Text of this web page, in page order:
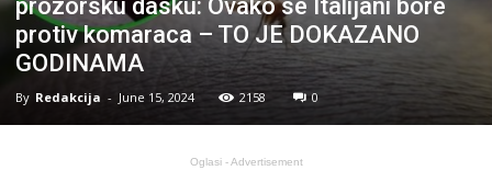
prozorsku dasku: Ovako se Italijani bore
protiv komaraca – TO JE DOKAZANO
GODINAMA
By Redakcija - June 15, 2024 2158 0
Oglasi - Advertisement